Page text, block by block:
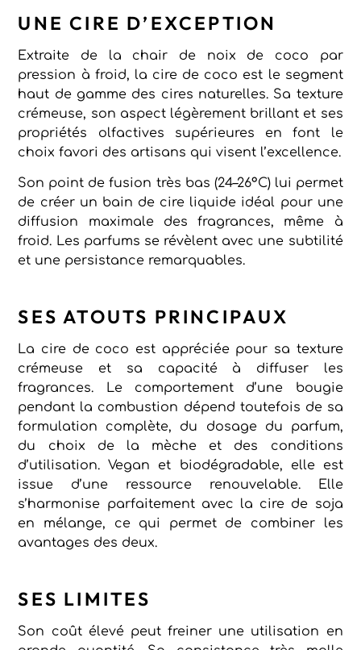
UNE CIRE D’EXCEPTION
Extraite de la chair de noix de coco par
pression à froid, la cire de coco est le segment
haut de gamme des cires naturelles. Sa texture
crémeuse, son aspect légèrement brillant et ses
propriétés olfactives supérieures en font le
choix favori des artisans qui visent l’excellence.
Son point de fusion très bas (24–26°C) lui permet
de créer un bain de cire liquide idéal pour une
diffusion maximale des fragrances, même à
froid. Les parfums se révèlent avec une subtilité
et une persistance remarquables.
SES ATOUTS PRINCIPAUX
La cire de coco est appréciée pour sa texture
crémeuse et sa capacité à diffuser les
fragrances. Le comportement d’une bougie
pendant la combustion dépend toutefois de sa
formulation complète, du dosage du parfum,
du choix de la mèche et des conditions
d’utilisation. Vegan et biodégradable, elle est
issue d’une ressource renouvelable. Elle
s’harmonise parfaitement avec la cire de soja
en mélange, ce qui permet de combiner les
avantages des deux.
SES LIMITES
Son coût élevé peut freiner une utilisation en